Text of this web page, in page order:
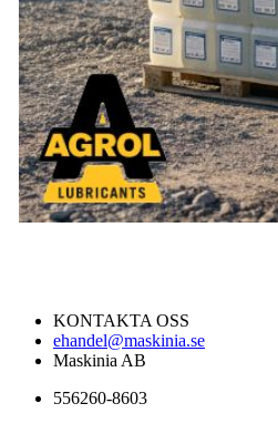
KONTAKTA OSS
ehandel@maskinia.se
Maskinia AB
556260-8603